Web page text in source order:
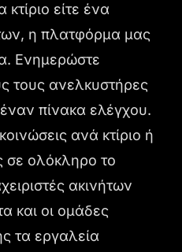
κτίριο είτε ένα
η πλατφόρμα μας
Ενημερώστε
τους ανελκυστήρες
πίνακα ελέγχου.
ανά κτίριο ή
σε ολόκληρο το
ακινήτων
και οι ομάδες
τα εργαλεία